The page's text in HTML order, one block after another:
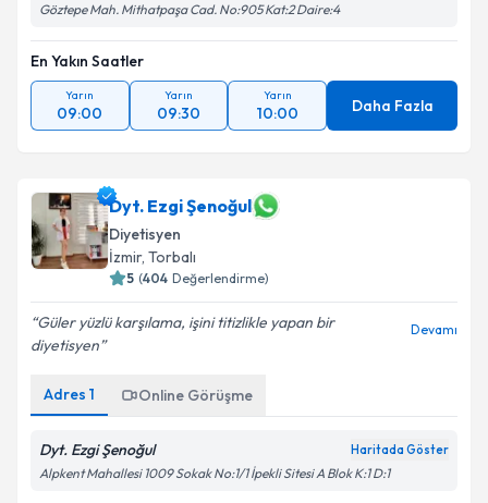
Göztepe Mah. Mithatpaşa Cad. No:905 Kat:2 Daire:4
En Yakın Saatler
Yarın
09:00
Yarın
09:30
Yarın
10:00 Daha Fazla
Dyt. Ezgi Şenoğul
Diyetisyen
İzmir, Torbalı
5 (404 Değerlendirme)
Güler yüzlü karşılama, işini titizlikle yapan bir
diyetisyen
Devamı
Adres 1 Online Görüşme
Dyt. Ezgi Şenoğul Haritada Göster
Alpkent Mahallesi 1009 Sokak No:1/1 İpekli Sitesi A Blok K:1 D:1